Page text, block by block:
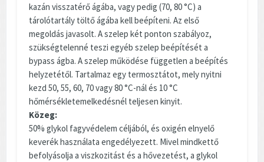
kazán visszatérő ágába, vagy pedig (70, 80 °C) a
tárolótartály töltő ágába kell beépíteni. Az első
megoldás javasolt. A szelep két ponton szabályoz,
szükségtelenné teszi egyéb szelep beépítését a
bypass ágba. A szelep működése független a beépítés
helyzetétől. Tartalmaz egy termosztátot, mely nyitni
kezd 50, 55, 60, 70 vagy 80 °C-nál és 10 °C
hőmérsékletemelkedésnél teljesen kinyit.
Közeg:
50% glykol fagyvédelem céljából, és oxigén elnyelő
keverék használata engedélyezett. Mivel mindkettő
befolyásolja a viszkozitást és a hővezetést, a glykol